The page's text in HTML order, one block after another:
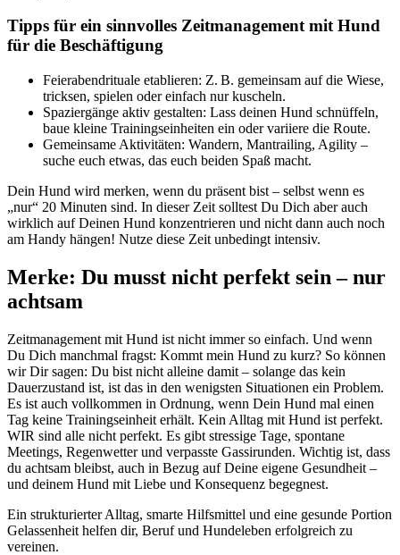
Tipps für ein sinnvolles Zeitmanagement mit Hund
für die Beschäftigung
Feierabendrituale etablieren: Z. B. gemeinsam auf die Wiese,
tricksen, spielen oder einfach nur kuscheln.
Spaziergänge aktiv gestalten: Lass deinen Hund schnüffeln,
baue kleine Trainingseinheiten ein oder variiere die Route.
Gemeinsame Aktivitäten: Wandern, Mantrailing, Agility –
suche euch etwas, das euch beiden Spaß macht.
Dein Hund wird merken, wenn du präsent bist – selbst wenn es
„nur“ 20 Minuten sind. In dieser Zeit solltest Du Dich aber auch
wirklich auf Deinen Hund konzentrieren und nicht dann auch noch
am Handy hängen! Nutze diese Zeit unbedingt intensiv.
Merke: Du musst nicht perfekt sein – nur
achtsam
Zeitmanagement mit Hund ist nicht immer so einfach. Und wenn
Du Dich manchmal fragst: Kommt mein Hund zu kurz? So können
wir Dir sagen: Du bist nicht alleine damit – solange das kein
Dauerzustand ist, ist das in den wenigsten Situationen ein Problem.
Es ist auch vollkommen in Ordnung, wenn Dein Hund mal einen
Tag keine Trainingseinheit erhält. Kein Alltag mit Hund ist perfekt.
WIR sind alle nicht perfekt. Es gibt stressige Tage, spontane
Meetings, Regenwetter und verpasste Gassirunden. Wichtig ist, dass
du achtsam bleibst, auch in Bezug auf Deine eigene Gesundheit –
und deinem Hund mit Liebe und Konsequenz begegnest.
Ein strukturierter Alltag, smarte Hilfsmittel und eine gesunde Portion
Gelassenheit helfen dir, Beruf und Hundeleben erfolgreich zu
vereinen.